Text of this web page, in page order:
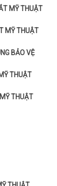
MỸ THUẬT
MỸ THUẬT
BẢO VỆ
THUẬT
THUẬT